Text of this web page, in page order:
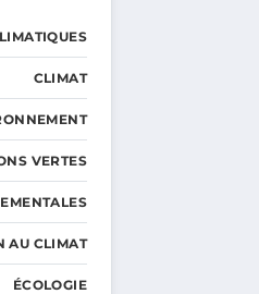
CLIMAT
VERTES
AU CLIMAT
ÉCOLOGIE